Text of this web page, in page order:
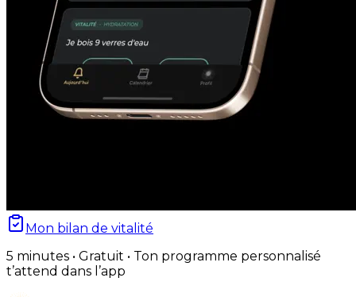
Mon bilan de vitalité
5 minutes • Gratuit • Ton programme personnalisé
t’attend dans l’app